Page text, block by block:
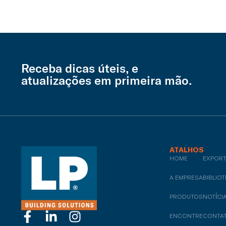
Receba dicas úteis, e
atualizações em primeira mão.
ATALHOS
HOME
A EMPRESA
PRODUTOS
ENCONTRE
MULTIUSO
REVESTIMENTO
SIDING